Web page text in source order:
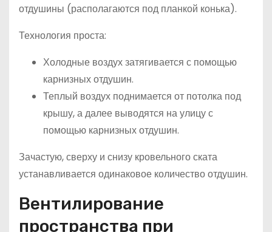
отдушины (располагаются под планкой конька).
Технология проста:
Холодные воздух затягивается с помощью
карнизных отдушин.
Теплый воздух поднимается от потолка под
крышу, а далее выводятся на улицу с
помощью карнизных отдушин.
Зачастую, сверху и снизу кровельного ската
устанавливается одинаковое количество отдушин.
Вентилирование
пространства при